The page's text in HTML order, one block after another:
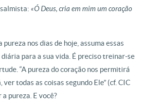
«Ó Deus, cria em mim um coração
pureza nos dias de hoje, assuma essas
para a sua vida. É preciso treinar-se
“A pureza do coração nos permitirá
ver todas as coisas segundo Ele” (cf. CIC
pureza. E você?